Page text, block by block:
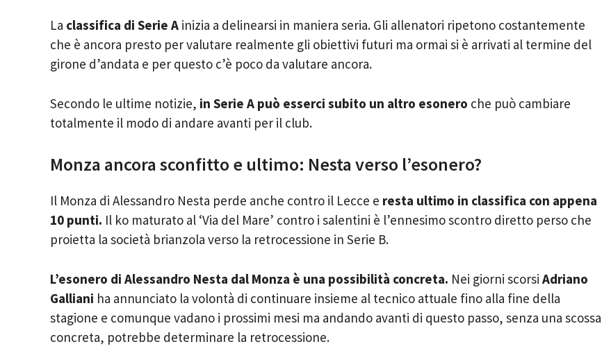
La classifica di Serie A inizia a delinearsi in maniera seria. Gli allenatori ripetono costantemente
che è ancora presto per valutare realmente gli obiettivi futuri ma ormai si è arrivati al termine del
girone d’andata e per questo c’è poco da valutare ancora.
Secondo le ultime notizie, in Serie A può esserci subito un altro esonero che può cambiare
totalmente il modo di andare avanti per il club.
Monza ancora sconfitto e ultimo: Nesta verso l’esonero?
Il Monza di Alessandro Nesta perde anche contro il Lecce e resta ultimo in classifica con appena
10 punti. Il ko maturato al ‘Via del Mare’ contro i salentini è l’ennesimo scontro diretto perso che
proietta la società brianzola verso la retrocessione in Serie B.
L’esonero di Alessandro Nesta dal Monza è una possibilità concreta. Nei giorni scorsi Adriano
Galliani ha annunciato la volontà di continuare insieme al tecnico attuale fino alla fine della
stagione e comunque vadano i prossimi mesi ma andando avanti di questo passo, senza una scossa
concreta, potrebbe determinare la retrocessione.